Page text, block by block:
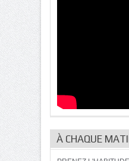
À CHAQUE